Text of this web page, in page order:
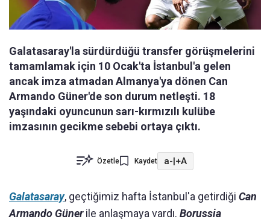
Galatasaray'la sürdürdüğü transfer görüşmelerini
tamamlamak için 10 Ocak'ta İstanbul'a gelen
ancak imza atmadan Almanya'ya dönen Can
Armando Güner'de son durum netleşti. 18
yaşındaki oyuncunun sarı-kırmızılı kulübe
imzasının gecikme sebebi ortaya çıktı.
Özetle Kaydet a-|+A
Galatasaray, geçtiğimiz hafta İstanbul'a getirdiği Can
Armando Günerile anlaşmaya vardı. Borussia